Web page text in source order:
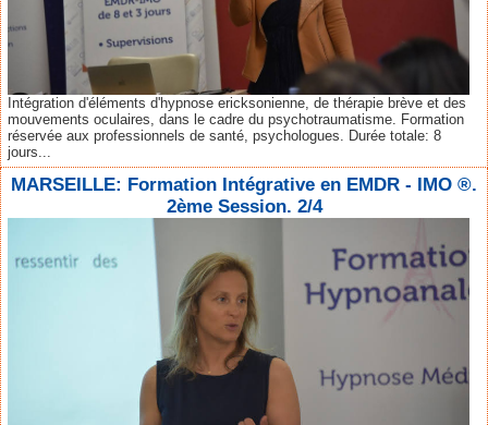
Intégration d'éléments d'hypnose ericksonienne, de thérapie brève et des
mouvements oculaires, dans le cadre du psychotraumatisme. Formation
réservée aux professionnels de santé, psychologues. Durée totale: 8
jours...
MARSEILLE: Formation Intégrative en EMDR - IMO ®.
2ème Session. 2/4